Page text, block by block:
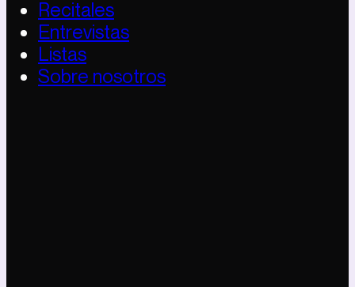
Recitales
Entrevistas
Listas
Sobre nosotros